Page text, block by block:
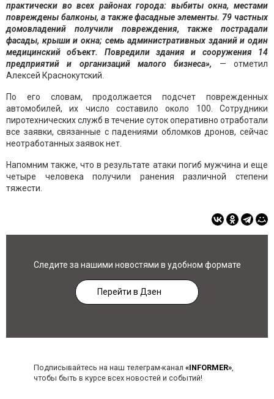
практически во всех районах города: выбиты окна, местами
повреждены балконы, а также фасадные элементы. 79 частных
домовладений получили повреждения, также пострадали
фасады, крыши и окна; семь административных зданий и один
медицинский объект. Повредили здания и сооружения 14
предприятий и организаций малого бизнеса», — отметил
Алексей Краснокутский.
По его словам, продолжается подсчет поврежденных
автомобилей, их число составило около 100. Сотрудники
пиротехнических служб в течение суток оперативно отработали
все заявки, связанные с падениями обломков дронов, сейчас
неотработанных заявок нет.
Напомним также, что в результате атаки погиб мужчина и еще
четыре человека получили ранения различной степени
тяжести.
Следите за нашими новостями в удобном формате
Перейти в Дзен
Подписывайтесь на наш телеграм-канал «INFORMER»,
чтобы быть в курсе всех новостей и событий!